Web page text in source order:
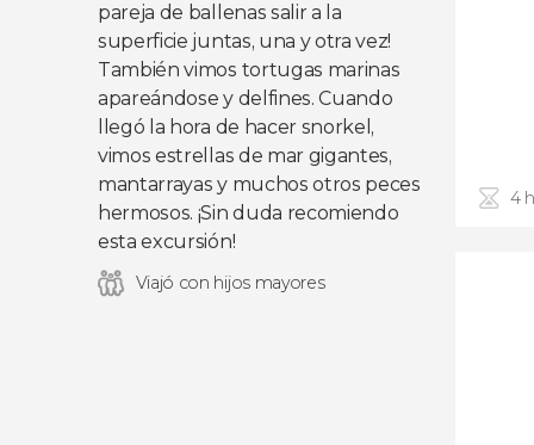
pareja de ballenas salir a la
superficie juntas, una y otra vez!
También vimos tortugas marinas
apareándose y delfines. Cuando
llegó la hora de hacer snorkel,
vimos estrellas de mar gigantes,
mantarrayas y muchos otros peces
hermosos. ¡Sin duda recomiendo
esta excursión!
Viajó con hijos mayores
4